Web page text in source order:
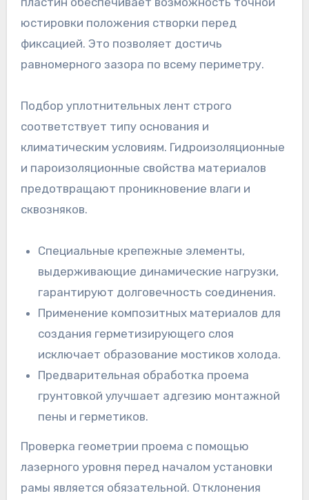
юстировки положения створки перед
фиксацией. Это позволяет достичь
равномерного зазора по всему периметру.
Подбор уплотнительных лент строго
соответствует типу основания и
климатическим условиям. Гидроизоляционные
и пароизоляционные свойства материалов
предотвращают проникновение влаги и
сквозняков.
Специальные крепежные элементы,
выдерживающие динамические нагрузки,
гарантируют долговечность соединения.
Применение композитных материалов для
создания герметизирующего слоя
исключает образование мостиков холода.
Предварительная обработка проема
грунтовкой улучшает адгезию монтажной
пены и герметиков.
Проверка геометрии проема с помощью
лазерного уровня перед началом установки
рамы является обязательной. Отклонения